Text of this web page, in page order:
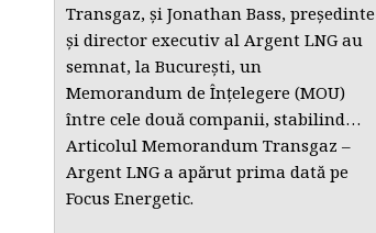
Transgaz, și Jonathan Bass, președinte
și director executiv al Argent LNG au
semnat, la București, un
Memorandum de Înțelegere (MOU)
între cele două companii, stabilind…
Articolul Memorandum Transgaz –
Argent LNG a apărut prima dată pe
Focus Energetic.